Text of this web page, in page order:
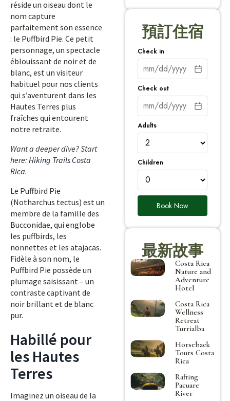
réside un oiseau dont le
nom capture
parfaitement son essence
: le Puffbird Pie. Ce petit
personnage, un spectacle
éblouissant de noir et de
blanc, est un visiteur
habituel pour nos clients
qui s’aventurent dans les
Hautes Terres plus
fraîches qui entourent
notre retraite.
Want a deeper dive? Start
here: Hiking Trails Costa
Rica.
Le Puffbird Pie
(Notharchus tectus) est un
membre de la famille des
Bucconidae, qui englobe
les puffbirds, les
nonnettes et les atajacas.
Fidèle à son nom, le
Puffbird Pie possède un
plumage saisissant – un
contraste captivant de
noir brillant et de blanc
pur.
Habillé pour
les Hautes
Terres
Imaginez un oiseau de la
預訂住宿
Check in
Check out
Adults
Children
Book Now
最新故事
Costa Rica
Nature and
Adventure
Hotel
Costa Rica
Wellness
Retreat
Turrialba
Horseback
Tours Costa
Rica
Rafting
Pacuare
River